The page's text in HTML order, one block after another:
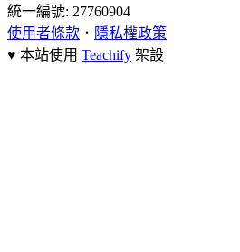
統一編號: 27760904
使用者條款 ． 隱私權政策
♥ 本站使用 Teachify 架設